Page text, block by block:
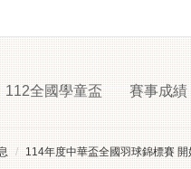
112全國學童盃 賽事成績
114年度中華盃全國羽球錦標賽